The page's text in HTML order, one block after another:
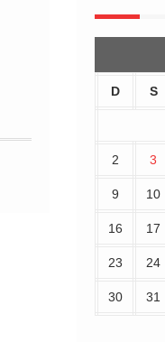
D S
2 3
9 10
16 17
23 24
30 31